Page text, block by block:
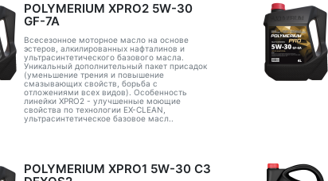
POLYMERIUM XPRO2 5W-30
GF-7A
Всесезонное моторное масло на основе
эстеров, алкилированных нафталинов и
ультрасинтетического базового масла.
Уникальный дополнительный пакет присадок
(уменьшение трения и повышение
смазывающих свойств, борьба с
отложениями всех видов). Особенность
линейки XPRO2 - улучшенные моющие
свойства по технологии EX-CLEAN,
ультрасинтетическое базовое масл..
POLYMERIUM XPRO1 5W-30 C3